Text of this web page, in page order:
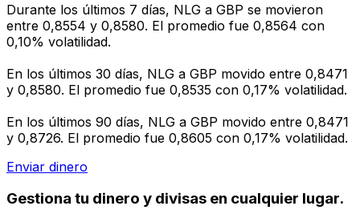
Durante los últimos 7 días, NLG a GBP se movieron
entre 0,8554 y 0,8580. El promedio fue 0,8564 con
0,10% volatilidad.
En los últimos 30 días, NLG a GBP movido entre 0,8471
y 0,8580. El promedio fue 0,8535 con 0,17% volatilidad.
En los últimos 90 días, NLG a GBP movido entre 0,8471
y 0,8726. El promedio fue 0,8605 con 0,17% volatilidad.
Enviar dinero
Gestiona tu dinero y divisas en cualquier lugar.